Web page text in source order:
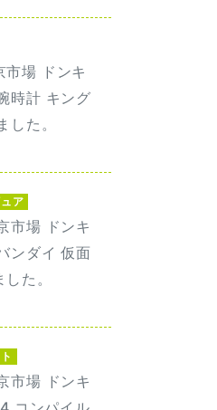
市場 ドンキ
時計 キング
した。
ア
市場 ドンキ
ンダイ 仮面
た。
市場 ドンキ